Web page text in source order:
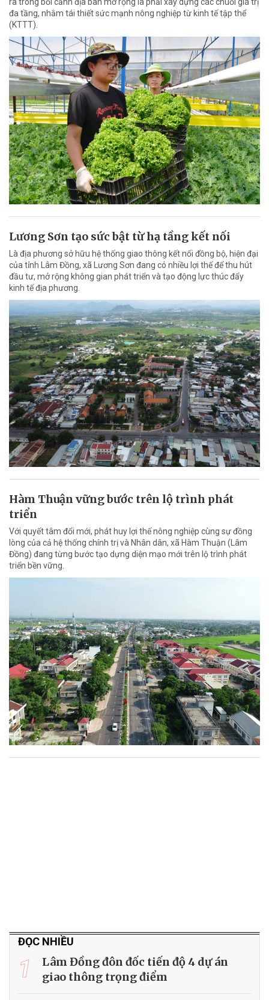
đa tầng, nhằm tái thiết sức mạnh nông nghiệp từ kinh tế tập thể
(KTTT).
Lương Sơn tạo sức bật từ hạ tầng kết nối
Là địa phương sở hữu hệ thống giao thông kết nối đồng bộ, hiện đại
của tỉnh Lâm Đồng, xã Lương Sơn đang có nhiều lợi thế để thu hút
đầu tư, mở rộng không gian phát triển và tạo động lực thúc đẩy
kinh tế địa phương.
Hàm Thuận vững bước trên lộ trình phát
triển
Với quyết tâm đổi mới, phát huy lợi thế nông nghiệp cùng sự đồng
lòng của cả hệ thống chính trị và Nhân dân, xã Hàm Thuận (Lâm
Đồng) đang từng bước tạo dựng diện mạo mới trên lộ trình phát
triển bền vững.
ĐỌC NHIỀU
1
Lâm Đồng đôn đốc tiến độ 4 dự án
giao thông trọng điểm